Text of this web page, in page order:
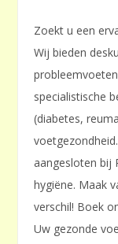
Zoekt u een
Wij bieden
specialistische
(diabetes,
aangesloten bij
hygiëne. Maak
verschil! Boek
Uw gezonde